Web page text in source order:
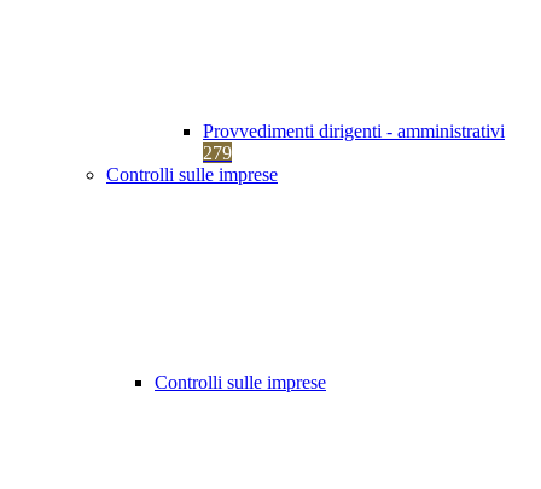
Provvedimenti dirigenti - amministrativi
279
Controlli sulle imprese
Controlli sulle imprese